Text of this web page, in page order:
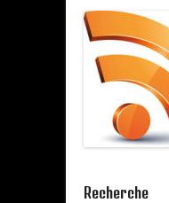
Recherche